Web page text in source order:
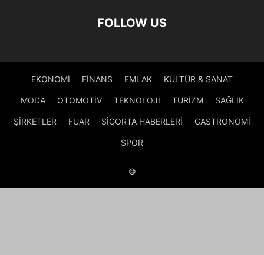
FOLLOW US
EKONOMİ FİNANS EMLAK KÜLTÜR & SANAT
MODA OTOMOTİV TEKNOLOJİ TURİZM SAĞLIK
ŞİRKETLER FUAR SİGORTA HABERLERİ GASTRONOMİ
SPOR
©